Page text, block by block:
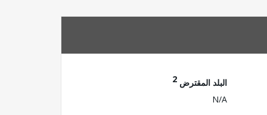
البلد المقترض 2
N/A